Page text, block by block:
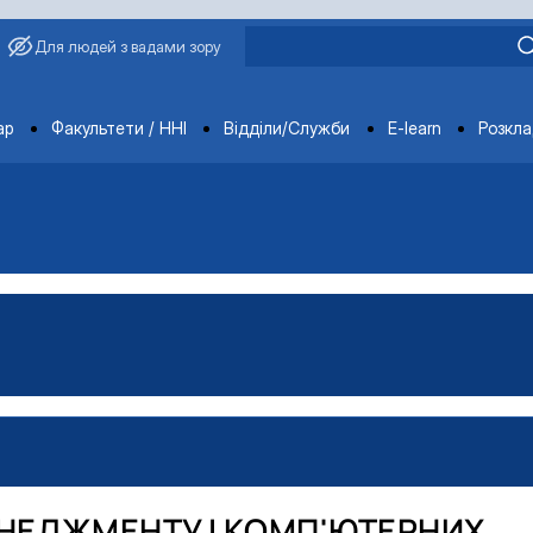
Для людей з вадами зору
Факультети / ННІ Відділи/Служби E-learn